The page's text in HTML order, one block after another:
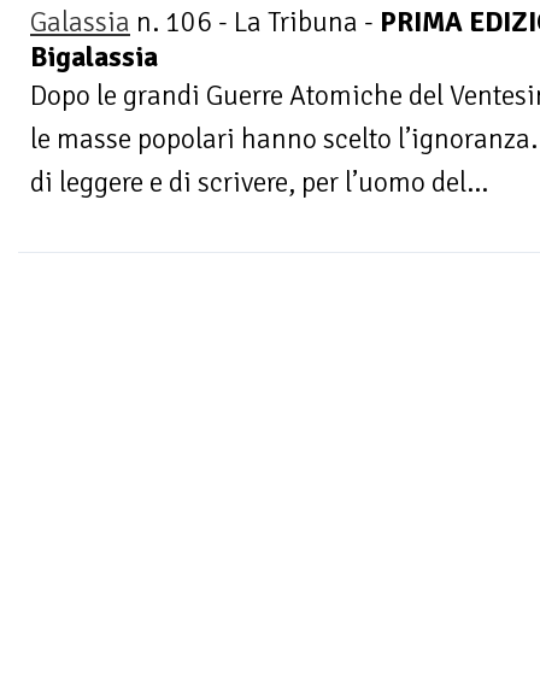
Galassia n. 106 - La Tribuna - PRIMA
Bigalassia
Dopo le grandi Guerre Atomiche del
le masse popolari hanno scelto
di leggere e di scrivere, per l’uomo del...